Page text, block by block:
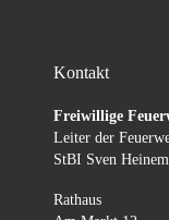
Kontakt
Freiwillige
Leiter der
StBI Sven
Rathaus